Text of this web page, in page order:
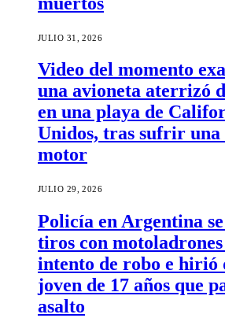
JULIO 31, 2026
Video del momento
una avioneta aterrizó
en una playa de
Unidos, tras sufrir una
motor
JULIO 29, 2026
Policía en Argentina
tiros con
intento de robo e hirió
joven de 17 años que
asalto